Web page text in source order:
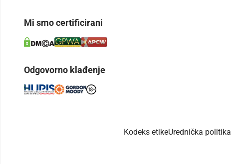
Mi smo certificirani
Odgovorno klađenje
Kodeks etikeUrednička politika